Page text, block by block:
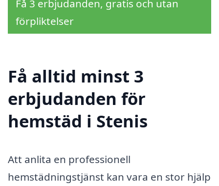
Få 3 erbjudanden, gratis och utan
förpliktelser
Få alltid minst 3
erbjudanden för
hemstäd i Stenis
Att anlita en professionell
hemstädningstjänst kan vara en stor hjälp